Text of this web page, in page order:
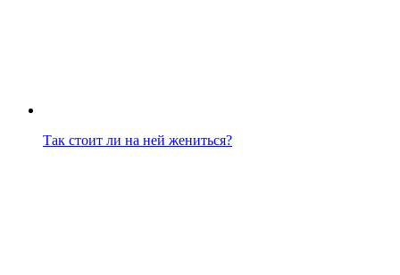
Так стоит ли на ней жениться?